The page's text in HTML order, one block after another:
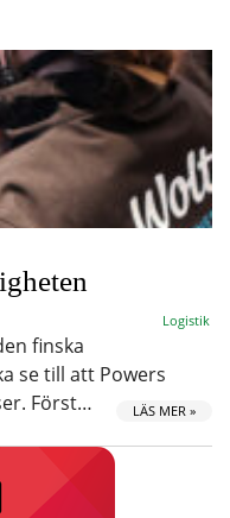
Logistik
finska
se till att Powers
Först…
LÄS MER »